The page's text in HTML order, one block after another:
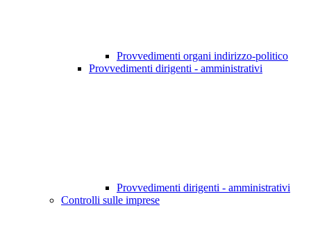
Provvedimenti organi indirizzo-politico
Provvedimenti dirigenti - amministrativi
Provvedimenti dirigenti - amministrativi
Controlli sulle imprese